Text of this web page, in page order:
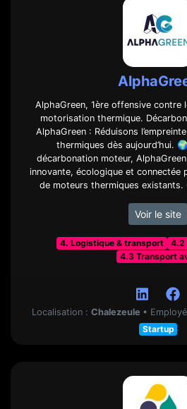
AlphaGreen, 1ère offensive contre
motorisation thermique.
AlphaGreen : Réduisons
thermiques dès aujourd’hui.
décarbonation moteur,
innovante, écologique et connectée
de moteurs thermiques existants.
Voir le site
4. Logistique & transport
4.2
4.3 Transport
Localisation : Chalezeule •
Startup